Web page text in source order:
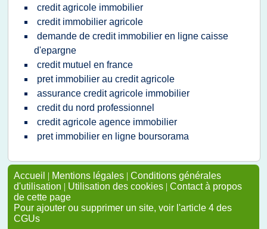
credit agricole immobilier
credit immobilier agricole
demande de credit immobilier en ligne caisse
d'epargne
credit mutuel en france
pret immobilier au credit agricole
assurance credit agricole immobilier
credit du nord professionnel
credit agricole agence immobilier
pret immobilier en ligne boursorama
Accueil | Mentions légales | Conditions générales
d'utilisation | Utilisation des cookies | Contact à propos
de cette page
Pour ajouter ou supprimer un site, voir l'article 4 des
CGUs